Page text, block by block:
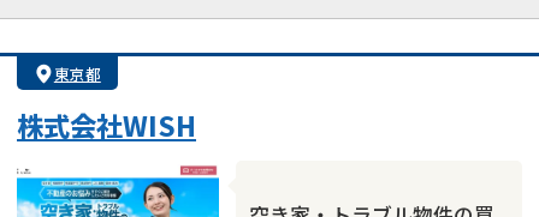
決済までが早い
1億円以上の買取可
業歴10年以上
業者案件歓迎
士業連携有り
東京都
株式会社WISH